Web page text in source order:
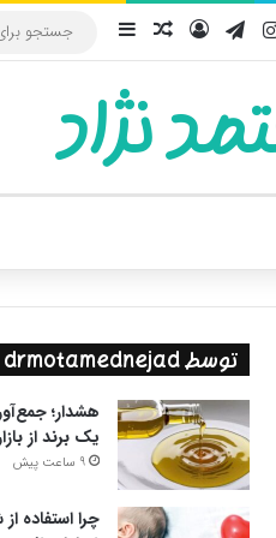
اینستاگرام
تلگرامورودنوشته تصادفی
سایدبار
نژاد
پوسته
توسط drmotamednejad
هشدار؛
یک برند از
9 ساعت پیش
چرا استفاده